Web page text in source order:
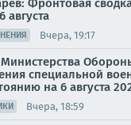
Фронтовая
августа
Вчера, 19:17
специальной
на 6 августа
Вчера, 18:59